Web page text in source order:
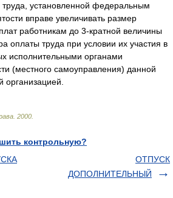
установленной федеральным
вправе увеличивать размер
работникам до 3-кратной величины
оплаты труда при условии их участия в
исполнительными органами
(местного самоуправления) данной
организацией.
2000
контрольную?
ОТПУСК
ДОПОЛНИТЕЛЬНЫЙ